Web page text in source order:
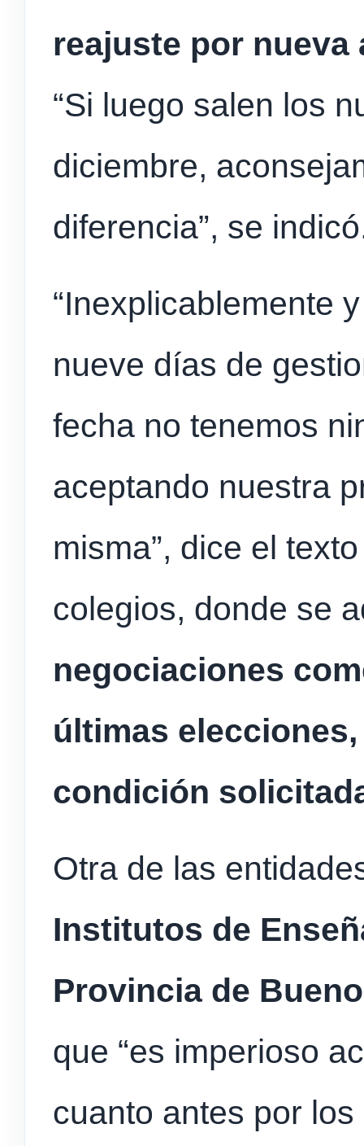
reajuste por nueva
“Si luego salen los
diciembre,
diferencia”, se
“Inexplicablemente
nueve días de
fecha no tenemos
aceptando nuestra
misma”, dice el
colegios, donde se
negociaciones
últimas
condición
Otra de las
Institutos de
Provincia de
que “es imperioso
cuanto antes por